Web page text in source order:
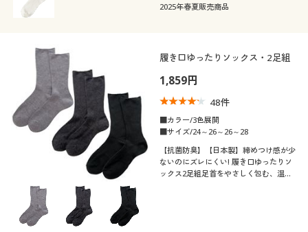
2025年春夏販売商品
履き口ゆったりソックス・2足組
1,859円
48件
■カラー/3色展開
■サイズ/24～26～26～28
【抗菌防臭】【日本製】締めつけ感が少
ないのにズレにくい! 履き口ゆったりソ
ックス2足組足首をやさしく包む、温か